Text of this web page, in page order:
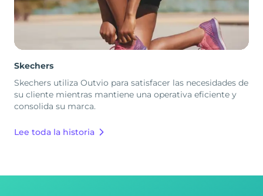
Skechers
Skechers utiliza Outvio para satisfacer las necesidades de
su cliente mientras mantiene una operativa eficiente y
consolida su marca.
Lee toda la historia